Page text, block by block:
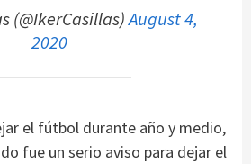
(@IkerCasillas)August 4,
2020
el fútbol durante año y medio,
fue un serio aviso para dejar el